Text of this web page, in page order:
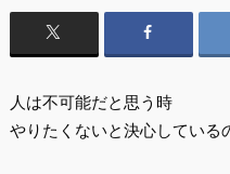
人は不可能だと思う時
やりたくないと決心している